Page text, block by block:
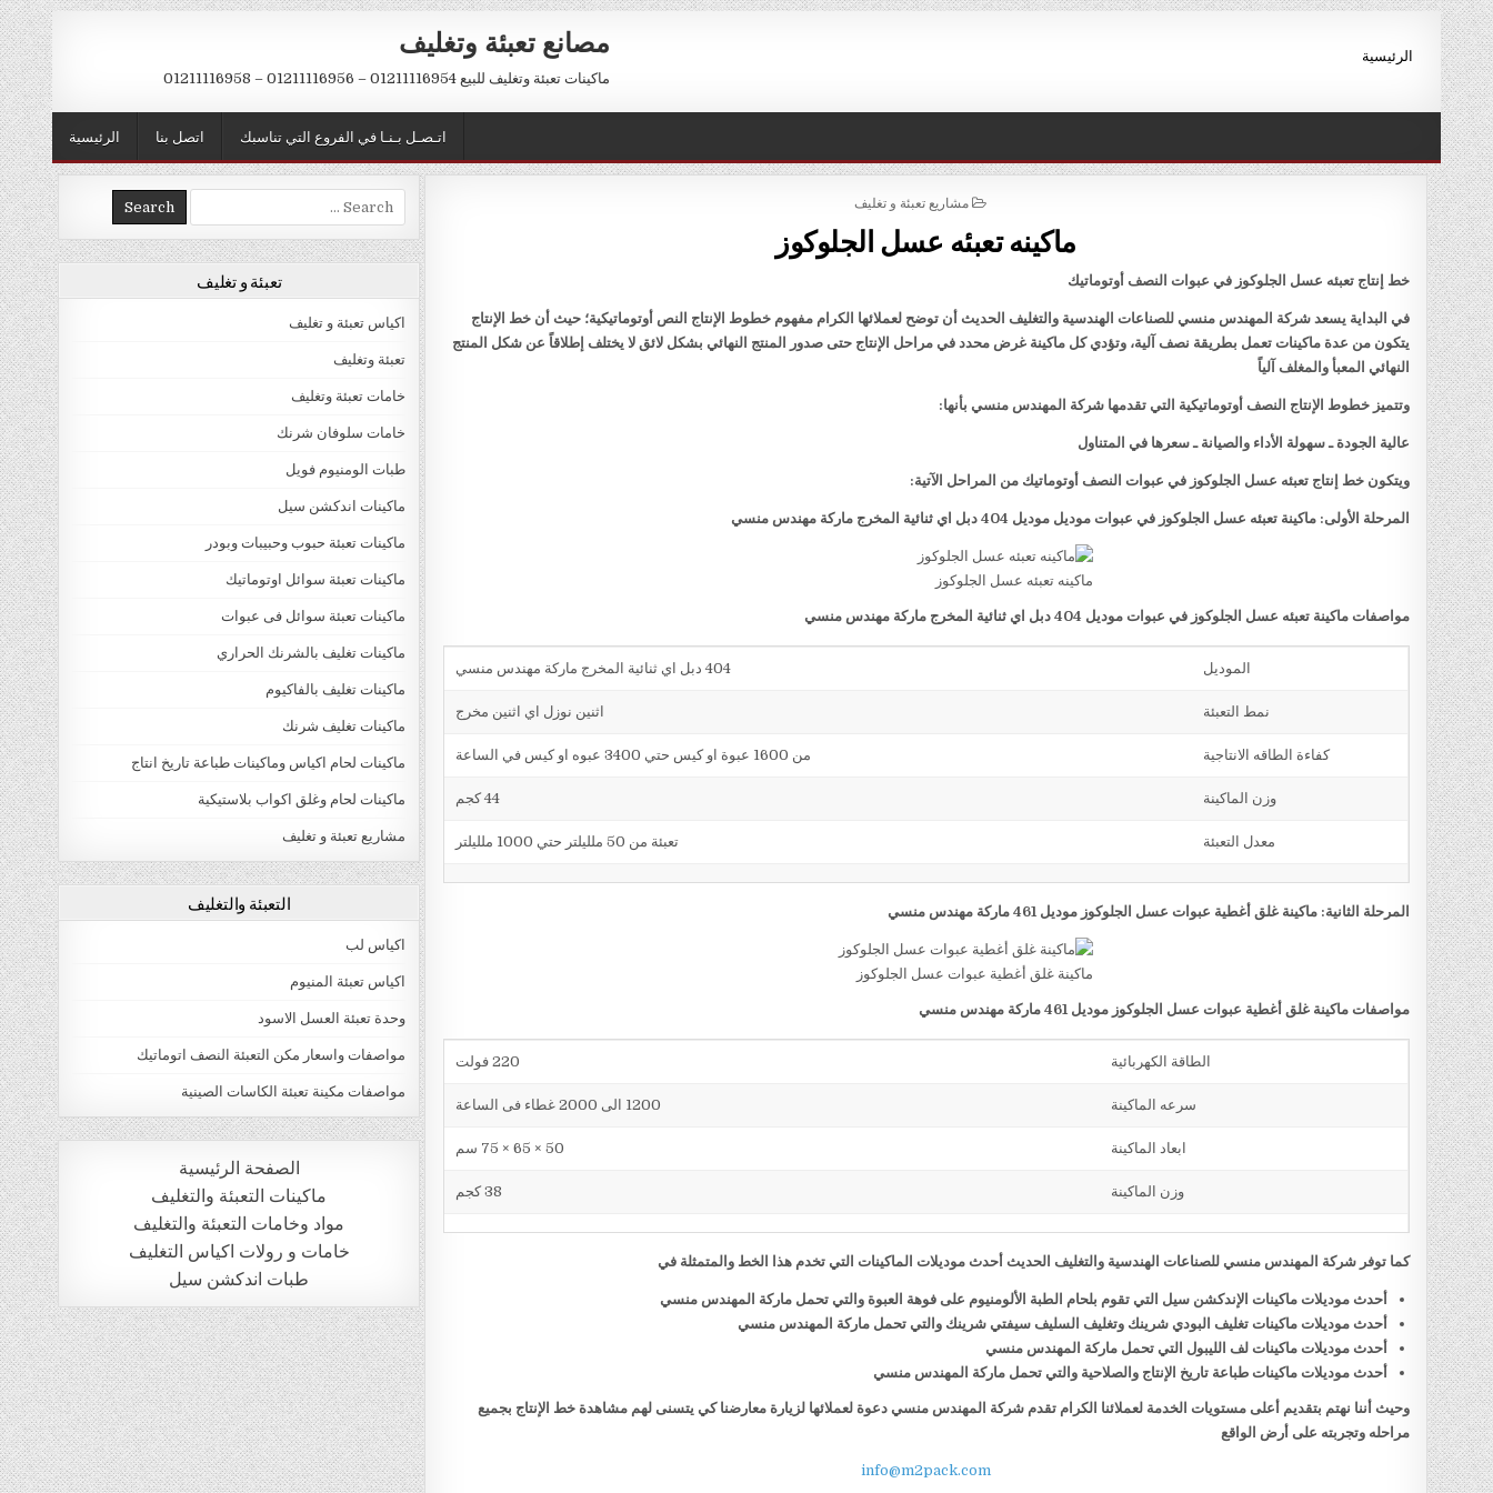
Skip
to
content
مصانع تعبئة وتغليف
ماكينات تعبئة وتغليف للبيع 01211116954 – 01211116956 – 01211116958
الرئيسية
الرئيسية اتصل بنا اتـصـل بـنـا في الفروع التي تناسبك
POSTED
مشاريع تعبئة و تغليف
ماكينه تعبئه عسل الجلوكوز
خط إنتاج تعبئه عسل الجلوكوز في عبوات النصف أوتوماتيك
في البداية يسعد شركة المهندس منسي للصناعات الهندسية والتغليف الحديث أن توضح لعملائها الكرام مفهوم خطوط الإنتاج النص أوتوماتيكية؛ حيث أن خط الإنتاج
يتكون من عدة ماكينات تعمل بطريقة نصف آلية، وتؤدي كل ماكينة غرض محدد في مراحل الإنتاج حتى صدور المنتج النهائي بشكل لائق لا يختلف إطلاقاً عن شكل المنتج
النهائي المعبأ والمغلف آلياً
وتتميز خطوط الإنتاج النصف أوتوماتيكية التي تقدمها شركة المهندس منسي بأنها:
عالية الجودة ـ سهولة الأداء والصيانة ـ سعرها في المتناول
ويتكون خط إنتاج تعبئه عسل الجلوكوز في عبوات النصف أوتوماتيك من المراحل الآتية:
المرحلة الأولى: ماكينة تعبئه عسل الجلوكوز في عبوات موديل موديل 404 دبل اي ثنائية المخرج ماركة مهندس منسي
ماكينه تعبئه عسل الجلوكوز
مواصفات ماكينة تعبئه عسل الجلوكوز في عبوات موديل 404 دبل اي ثنائية المخرج ماركة مهندس منسي
الموديل 404 دبل اي ثنائية المخرج ماركة مهندس منسي
نمط التعبئة اثنين نوزل اي اثنين مخرج
كفاءة الطاقه الانتاجية من 1600 عبوة او كيس حتي 3400 عبوه او كيس في الساعة
وزن الماكينة 44 كجم
معدل التعبئة تعبئة من 50 ملليلتر حتي 1000 ملليلتر
المرحلة الثانية: ماكينة غلق أغطية عبوات عسل الجلوكوز موديل 461 ماركة مهندس منسي
ماكينة غلق أغطية عبوات عسل الجلوكوز
مواصفات ماكينة غلق أغطية عبوات عسل الجلوكوز موديل 461 ماركة مهندس منسي
الطاقة الكهربائية 220 فولت
سرعه الماكينة 1200 الى 2000 غطاء فى الساعة
ابعاد الماكينة 50 × 65 × 75 سم
وزن الماكينة 38 كجم
كما توفر شركة المهندس منسي للصناعات الهندسية والتغليف الحديث أحدث موديلات الماكينات التي تخدم هذا الخط والمتمثلة في
أحدث موديلات ماكينات الإندكشن سيل التي تقوم بلحام الطبة الألومنيوم على فوهة العبوة والتي تحمل ماركة المهندس منسي
أحدث موديلات ماكينات تغليف البودي شرينك وتغليف السليف سيفتي شرينك والتي تحمل ماركة المهندس منسي
أحدث موديلات ماكينات لف الليبول التي تحمل ماركة المهندس منسي
أحدث موديلات ماكينات طباعة تاريخ الإنتاج والصلاحية والتي تحمل ماركة المهندس منسي
وحيث أننا نهتم بتقديم أعلى مستويات الخدمة لعملائنا الكرام تقدم شركة المهندس منسي دعوة لعملائها لزيارة معارضنا كي يتسنى لهم مشاهدة خط الإنتاج بجميع
مراحله وتجربته على أرض الواقع
info@m2pack.com
Search
for:
تعبئة و تغليف
اكياس تعبئة و تغليف
تعبئة وتغليف
خامات تعبئة وتغليف
خامات سلوفان شرنك
طبات الومنيوم فويل
ماكينات اندكشن سيل
ماكينات تعبئة حبوب وحبيبات وبودر
ماكينات تعبئة سوائل اوتوماتيك
ماكينات تعبئة سوائل فى عبوات
ماكينات تغليف بالشرنك الحراري
ماكينات تغليف بالفاكيوم
ماكينات تغليف شرنك
ماكينات لحام اكياس وماكينات طباعة تاريخ انتاج
ماكينات لحام وغلق اكواب بلاستيكية
مشاريع تعبئة و تغليف
التعبئة والتغليف
اكياس لب
اكياس تعبئة المنيوم
وحدة تعبئة العسل الاسود
مواصفات واسعار مكن التعبئة النصف اتوماتيك
مواصفات مكينة تعبئة الكاسات الصينية
الصفحة الرئيسية
ماكينات التعبئة والتغليف
مواد وخامات التعبئة والتغليف
خامات و رولات اكياس التغليف
طبات اندكشن سيل